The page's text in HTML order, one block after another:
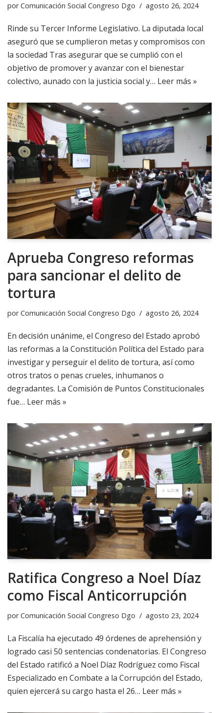
porComunicación Social Congreso Dgo agosto 26, 2024
Rinde su Tercer Informe Legislativo. La diputada local
aseguró que se cumplieron metas y compromisos con
la sociedad Tras asegurar que se cumplió con el
objetivo de promover y avanzar con el bienestar
colectivo, aunado con la justicia social y… Leer más »
Aprueba Congreso reformas
para sancionar el delito de
tortura
porComunicación Social Congreso Dgo agosto 26, 2024
En decisión unánime, el Congreso del Estado aprobó
las reformas a la Constitución Política del Estado para
investigar y perseguir el delito de tortura, así como
otros tratos o penas crueles, inhumanos o
degradantes. La Comisión de Puntos Constitucionales
fue… Leer más »
Ratifica Congreso a Noel Díaz
como Fiscal Anticorrupción
porComunicación Social Congreso Dgo agosto 23, 2024
La Fiscalía ha ejecutado 49 órdenes de aprehensión y
logrado casi 50 sentencias condenatorias. El Congreso
del Estado ratificó a Noel Díaz Rodríguez como Fiscal
Especializado en Combate a la Corrupción del Estado,
quien ejercerá su cargo hasta el 26… Leer más »